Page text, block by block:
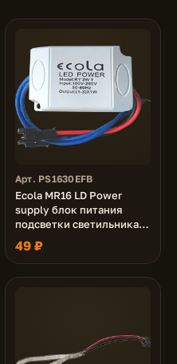
Арт. PS1630EFB
Ecola MR16 LD Power
supply блок питания
подсветки светильника
MR16 LDxxxx 24V, 3.0W
49 ₽